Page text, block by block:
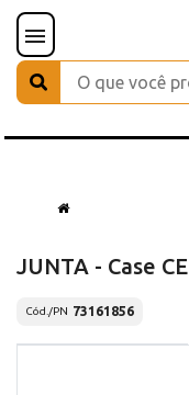
JUNTA - Case CE
Cód./PN 73161856